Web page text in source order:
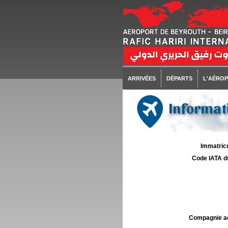
ARRIVÉES DÉPARTS
Code IATA
Compagnie